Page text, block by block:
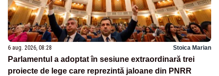
6 aug. 2026, 08:28 Stoica Marian
Parlamentul a adoptat în sesiune extraordinară trei
proiecte de lege care reprezintă jaloane din PNRR